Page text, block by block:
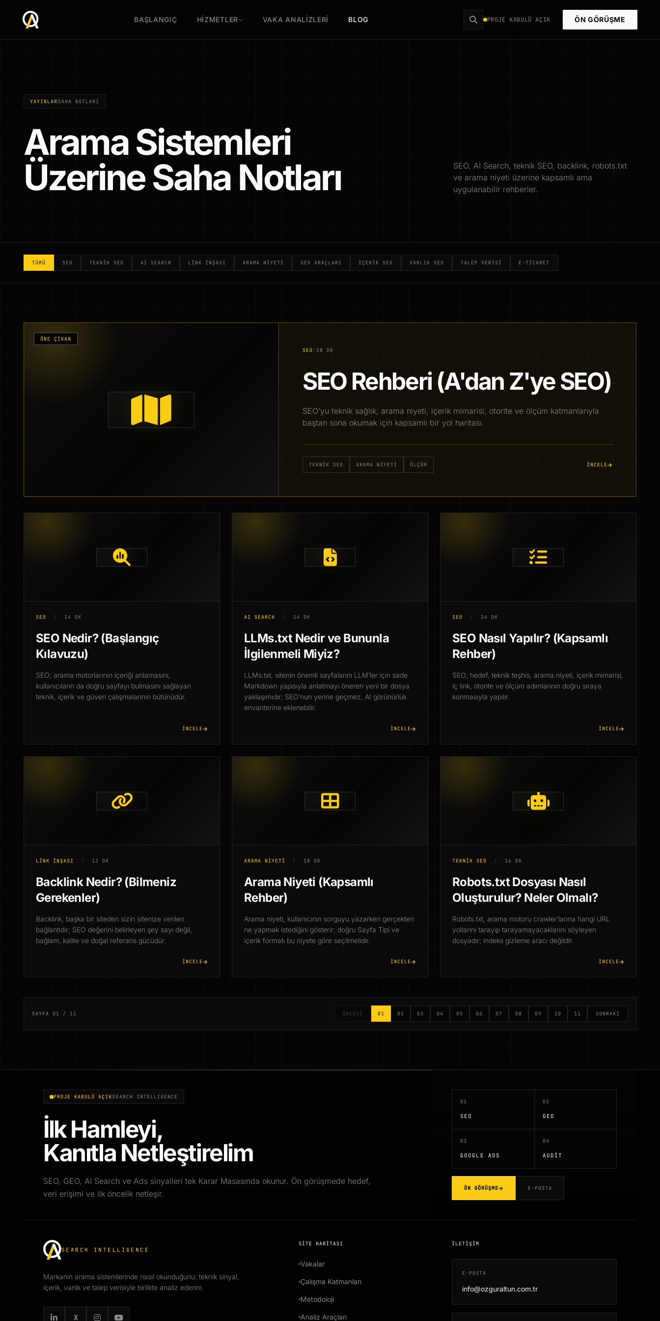
BAŞLANGIÇ HİZMETLER VAKA ANALİZLERİ BLOG PROJE KABULÜ AÇIK ÖN GÖRÜŞME
YAYINLAR SAHA NOTLARI
Arama Sistemleri
Üzerine Saha Notları
SEO, AI Search, teknik SEO, backlink, robots.txt
ve arama niyeti üzerine kapsamlı ama
uygulanabilir rehberler.
TÜMÜ SEO TEKNIK SEO AI SEARCH LINK İNŞASI ARAMA NIYETI SEO ARAÇLARI İÇERIK SEO VARLIK SEO TALEP VERISI E-TICARET
ÖNE ÇIKAN
SEO/ 28 DK
SEO Rehberi (A'dan Z'ye SEO)
SEO’yu teknik sağlık, arama niyeti, içerik mimarisi, otorite ve ölçüm katmanlarıyla
baştan sona okumak için kapsamlı bir yol haritası.
TEKNIK SEO ARAMA NIYETI ÖLÇÜM İNCELE
SEO / 14 DK
SEO Nedir? (Başlangıç
Kılavuzu)
SEO; arama motorlarının içeriği anlamasını,
kullanıcıların da doğru sayfayı bulmasını sağlayan
teknik, içerik ve güven çalışmalarının bütünüdür.
İNCELE
AI SEARCH / 14 DK
LLMs.txt Nedir ve Bununla
İlgilenmeli Miyiz?
LLMs.txt, sitenin önemli sayfalarını LLM’ler için sade
Markdown yapısıyla anlatmayı öneren yeni bir dosya
yaklaşımıdır; SEO’nun yerine geçmez, AI görünürlük
envanterine eklenebilir.
İNCELE
SEO / 24 DK
SEO Nasıl Yapılır? (Kapsamlı
Rehber)
SEO; hedef, teknik teşhis, arama niyeti, içerik mimarisi,
iç link, otorite ve ölçüm adımlarının doğru sıraya
konmasıyla yapılır.
İNCELE
LINK İNŞASI / 13 DK
Backlink Nedir? (Bilmeniz
Gerekenler)
Backlink, başka bir siteden sizin sitenize verilen
bağlantıdır; SEO değerini belirleyen şey sayı değil,
bağlam, kalite ve doğal referans gücüdür.
İNCELE
ARAMA NIYETI / 18 DK
Arama Niyeti (Kapsamlı
Rehber)
Arama niyeti, kullanıcının sorguyu yazarken gerçekten
ne yapmak istediğini gösterir; doğru Sayfa Tipi ve
içerik formatı bu niyete göre seçilmelidir.
İNCELE
TEKNIK SEO / 16 DK
Robots.txt Dosyası Nasıl
Oluşturulur? Neler Olmalı?
Robots.txt, arama motoru crawler’larına hangi URL
yollarını tarayıp tarayamayacaklarını söyleyen
dosyadır; indeks gizleme aracı değildir.
İNCELE
SAYFA 01 / 11 ÖNCEKI 01 02 03 04 05 06 07 08 09 10 11 SONRAKI
PROJE KABULÜ AÇIK SEARCH INTELLIGENCE
İlk Hamleyi,
Kanıtla Netleştirelim
SEO, GEO, AI Search ve Ads sinyalleri tek Karar Masasında okunur. Ön görüşmede hedef,
veri erişimi ve ilk öncelik netleşir.
01
SEO
02
GEO
03
GOOGLE ADS
04
AUDIT
ÖN GÖRÜŞME E-POSTA
SEARCH INTELLIGENCE
Markanın arama sistemlerinde nasıl okunduğunu; teknik sinyal,
içerik, varlık ve talep verisiyle birlikte analiz ederim.
X
SITE HARITASI
Vakalar
Çalışma Katmanları
Metodoloji
Analiz Araçları
İLETIŞIM
E-POSTA
info@ozguraltun.com.tr